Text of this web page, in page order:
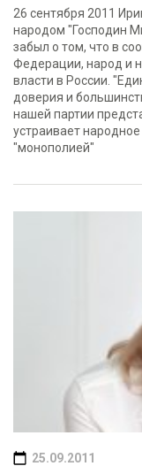
26 сентября 2011
народом "Господин
забыл о том, что в
Федерации, народ и
власти в России.
доверия и
нашей партии
устраивает
"монополией"
25.09.2011